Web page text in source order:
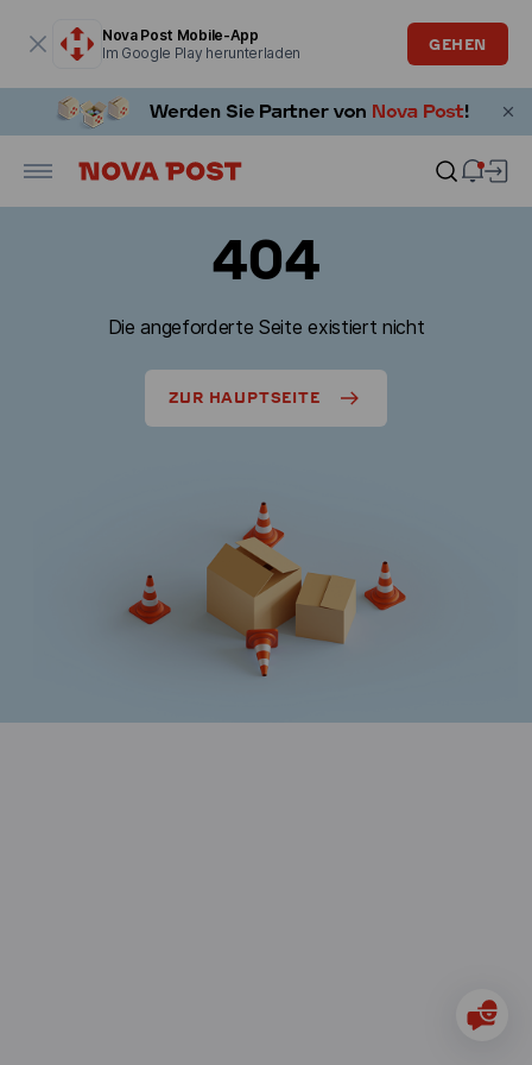
Nova Post Mobile-App
Im Google Play herunterladen
GEHEN
404
Die angeforderte Seite existiert nicht
ZUR HAUPTSEITE